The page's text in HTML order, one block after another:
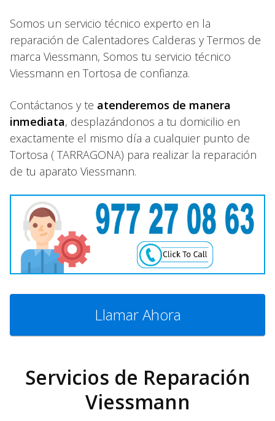
Somos un servicio técnico experto en la
reparación de Calentadores Calderas y Termos de
marca Viessmann, Somos tu servicio técnico
Viessmann en Tortosa de confianza.
Contáctanos y te atenderemos de manera
inmediata, desplazándonos a tu domicilio en
exactamente el mismo día a cualquier punto de
Tortosa ( TARRAGONA) para realizar la reparación
de tu aparato Viessmann.
Llamar Ahora
Servicios de Reparación
Viessmann